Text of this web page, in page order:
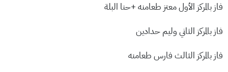
فاز بالمركز الأول معتز طعامنه +حنا البلة
فاز بالمركز الثاني وليم حدادين
فاز بالمركز الثالث فارس طعامنه